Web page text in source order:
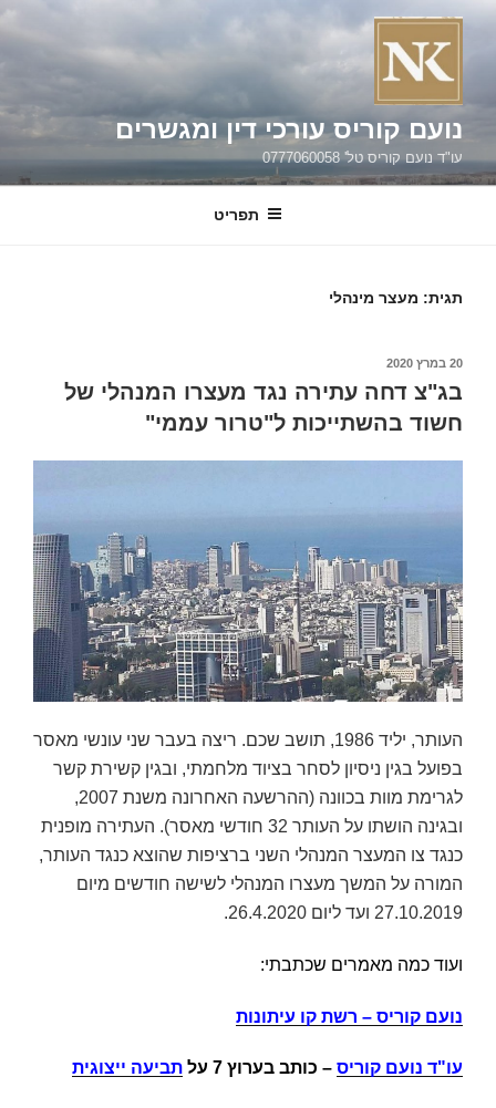
דילוג
נועם קוריס עורכי דין ומגשרים
עו"ד נועם קוריס טל' 0777060058
תפריט
תגית: מעצר מינהלי
פורסם
20 במרץ 2020
בג"צ דחה עתירה נגד מעצרו המנהלי של
חשוד בהשתייכות ל"טרור עממי"
העותר, יליד 1986, תושב שכם. ריצה בעבר שני עונשי מאסר
בפועל בגין ניסיון לסחר בציוד מלחמתי, ובגין קשירת קשר
לגרימת מוות בכוונה (ההרשעה האחרונה משנת 2007,
ובגינה הושתו על העותר 32 חודשי מאסר). העתירה מופנית
כנגד צו המעצר המנהלי השני ברציפות שהוצא כנגד העותר,
המורה על המשך מעצרו המנהלי לשישה חודשים מיום
27.10.2019 ועד ליום 26.4.2020.
ועוד כמה מאמרים שכתבתי:
נועם קוריס – רשת קו עיתונות
עו"ד נועם קוריס – כותב בערוץ 7 על תביעה ייצוגית